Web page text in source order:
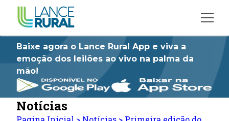
Baixe agora o Lance Rural App e viva a
emoção dos leilões ao vivo na palma da
mão!
Notícias